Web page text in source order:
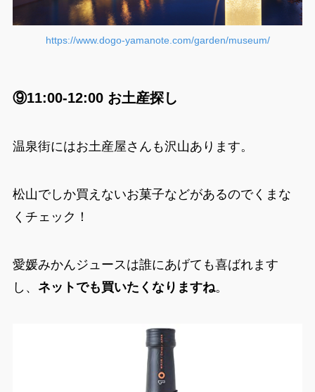
https://www.dogo-yamanote.com/garden/museum/
⑨11:00-12:00 お土産探し
温泉街にはお土産屋さんも沢山あります。
松山でしか買えないお菓子などがあるのでくまな
くチェック！
愛媛みかんジュースは誰にあげても喜ばれます
し、 ネットでも買いたくなりますね。